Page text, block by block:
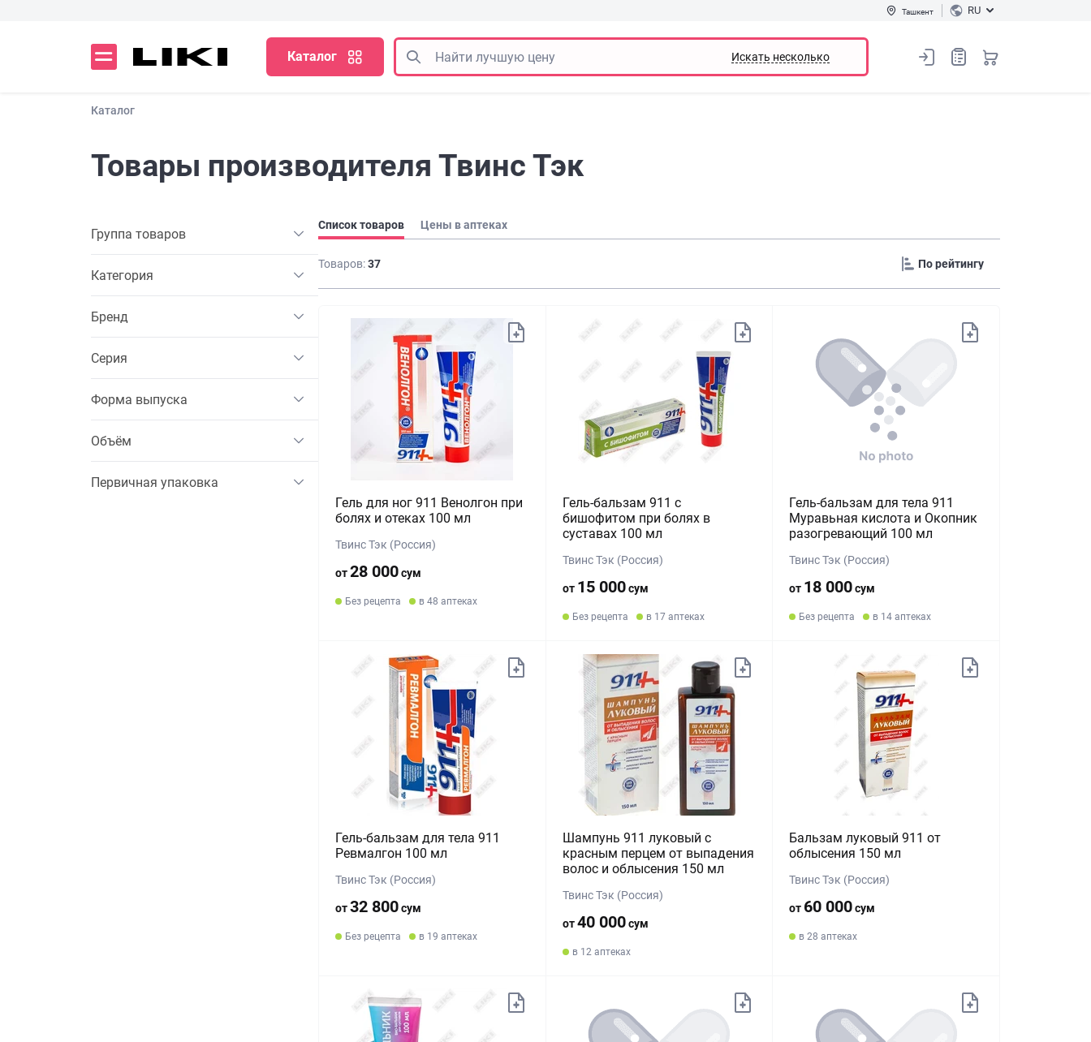
Ташкент RU
Каталог Искать несколько
Каталог
Товары производителя Твинс Тэк
Группа товаров
Категория
Бренд
Серия
Форма выпуска
Объём
Первичная упаковка
Список товаров Цены в аптеках
Товаров:37
Гель для ног 911 Венолгон при
болях и отеках 100 мл
Твинс Тэк (Россия)
от28 000сум
Без рецепта в 48 аптеках
Гель-бальзам 911 с
бишофитом при болях в
суставах 100 мл
Твинс Тэк (Россия)
от 15 000сум
Без рецепта в 17 аптеках
Гель-бальзам для тела 911
Муравьная кислота и Окопник
разогревающий 100 мл
Твинс Тэк (Россия)
от 18 000сум
Без рецепта в 14 аптеках
Гель-бальзам для тела 911
Ревмалгон 100 мл
Твинс Тэк (Россия)
от32 800сум
Без рецепта в 19 аптеках
Шампунь 911 луковый с
красным перцем от выпадения
волос и облысения 150 мл
Твинс Тэк (Россия)
от40 000сум
в 12 аптеках
Бальзам луковый 911 от
облысения 150 мл
Твинс Тэк (Россия)
от 60 000сум
в 28 аптеках